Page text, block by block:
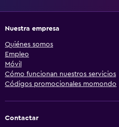
Nuestra empresa
Quiénes somos
Empleo
Móvil
Cómo funcionan nuestros servicios
Códigos promocionales momondo
Contactar